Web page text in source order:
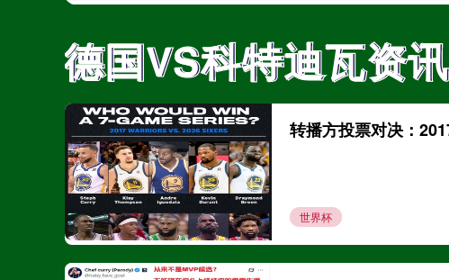
19:35
中超 20:00 未开赛
中甲 20:00
德国VS科特迪瓦资讯
德国VS科特迪瓦资讯
转播方投票对决：
世界杯